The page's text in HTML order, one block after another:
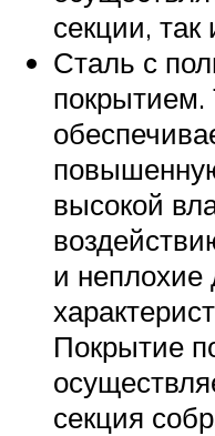
секции, так
Сталь с
покрытием.
высокой
и неплохие
Покрытие
секция